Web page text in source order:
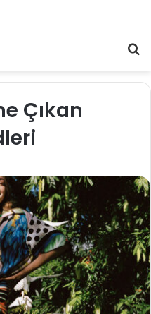
Moleküler Etkisi
Çıkan